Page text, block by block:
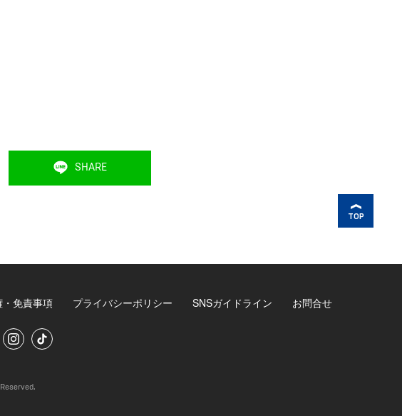
SHARE
TOP
免責事項 プライバシーポリシー SNSガイドライン お問合せ